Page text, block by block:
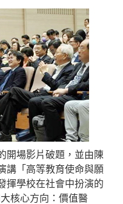
開場影片破題，並由陳
講「高等教育使命與願
揮學校在社會中扮演的
核心方向：價值醫